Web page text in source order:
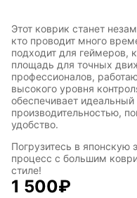
Этот коврик станет
кто проводит много
подходит для геймеров,
площадь для точных
профессионалов,
высокого уровня
обеспечивает
производительностью,
удобство.
Погрузитесь в японскую
процесс с большим
стиле!
1 500₽
Символы
года
клавиши